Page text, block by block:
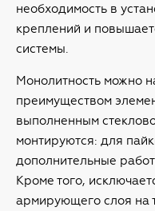
необходимость в
креплений и
системы.
Монолитность можно
преимуществом
выполненным
монтируются: для
дополнительные
Кроме того,
армирующего слоя на